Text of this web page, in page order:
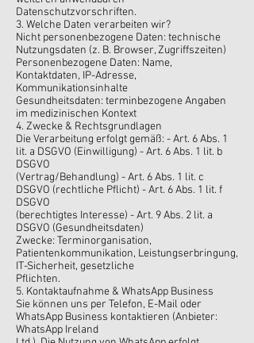
Datenschutzvorschriften.
3. Welche Daten verarbeiten wir?
Nicht personenbezogene Daten: technische
Nutzungsdaten (z. B. Browser, Zugriffszeiten)
Personenbezogene Daten: Name,
Kontaktdaten, IP-Adresse,
Kommunikationsinhalte
Gesundheitsdaten: terminbezogene Angaben
im medizinischen Kontext
4. Zwecke & Rechtsgrundlagen
Die Verarbeitung erfolgt gemäß: - Art. 6 Abs. 1
lit. a DSGVO (Einwilligung) - Art. 6 Abs. 1 lit. b
DSGVO
(Vertrag/Behandlung) - Art. 6 Abs. 1 lit. c
DSGVO (rechtliche Pflicht) - Art. 6 Abs. 1 lit. f
DSGVO
(berechtigtes Interesse) - Art. 9 Abs. 2 lit. a
DSGVO (Gesundheitsdaten)
Zwecke: Terminorganisation,
Patientenkommunikation, Leistungserbringung,
IT-Sicherheit, gesetzliche
Pflichten.
5. Kontaktaufnahme & WhatsApp Business
Sie können uns per Telefon, E-Mail oder
WhatsApp Business kontaktieren (Anbieter:
WhatsApp Ireland